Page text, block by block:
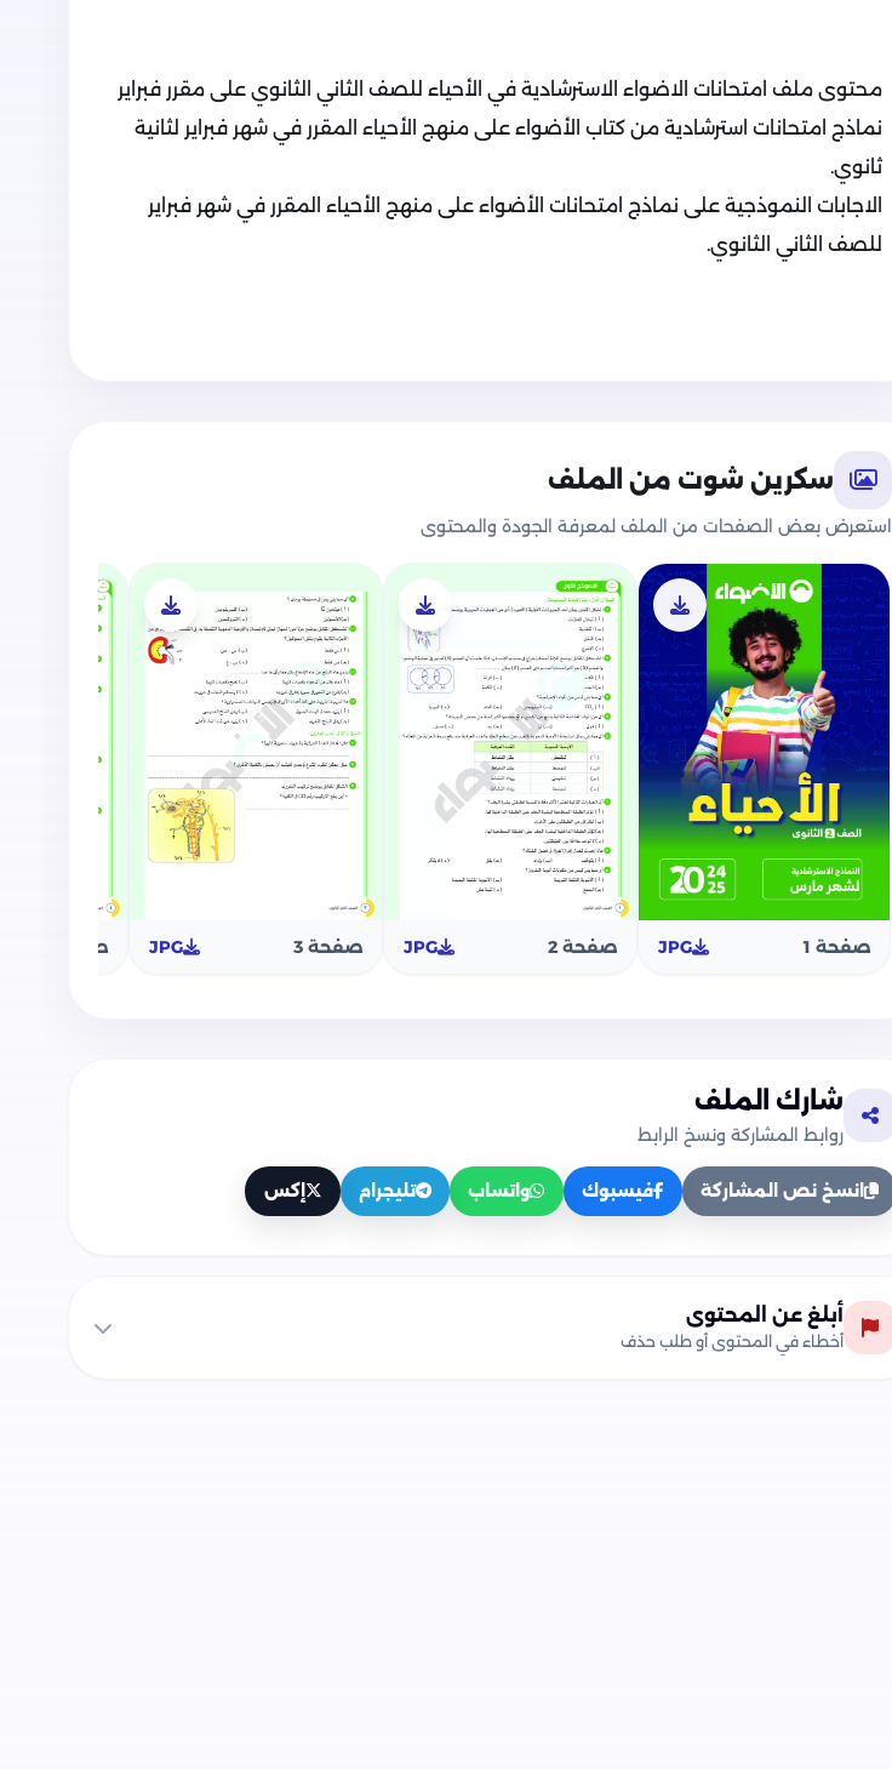
محتوى ملف امتحانات الاضواء الاسترشادية في الأحياء للصف الثاني الثانوي على مقرر فبراير
نماذج امتحانات استرشادية من كتاب الأضواء على منهج الأحياء المقرر في شهر فبراير لثانية
ثانوي.
الاجابات النموذجية على نماذج امتحانات الأضواء على منهج الأحياء المقرر في شهر فبراير
للصف الثاني الثانوي.
سكرين شوت من الملف
استعرض بعض الصفحات من الملف لمعرفة الجودة والمحتوى
صفحة 1 JPG صفحة 2 JPG صفحة 3 JPG صفحة 4
شارك الملف
روابط المشاركة ونسخ الرابط
انسخ نص المشاركة فيسبوك واتساب تليجرام إكس
أبلغ عن المحتوى
أخطاء في المحتوى أو طلب حذف